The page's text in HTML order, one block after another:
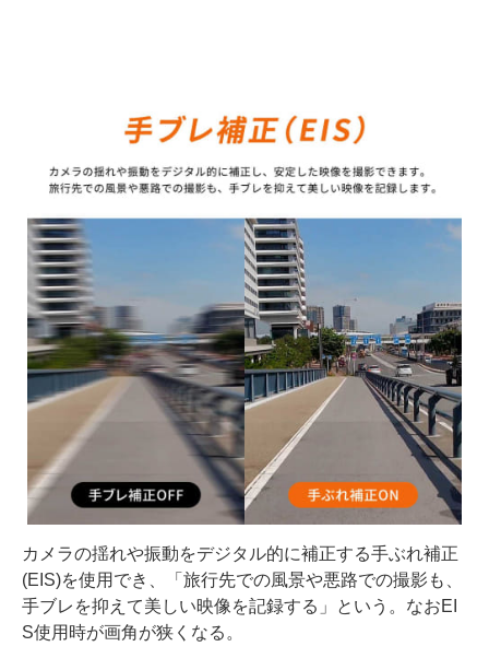
カメラの揺れや振動をデジタル的に補正する手ぶれ補正
(EIS)を使用でき、「旅行先での風景や悪路での撮影も、
手ブレを抑えて美しい映像を記録する」という。なおEI
S使用時が画角が狭くなる。